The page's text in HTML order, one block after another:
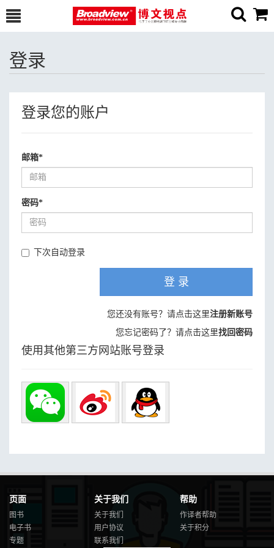
登录
登录您的账户
邮箱*
密码*
下次自动登录
登 录
您还没有账号？请点击这里注册新账号
您忘记密码了？请点击这里找回密码
使用其他第三方网站账号登录
页面
图书
电子书
专题
关于我们
关于我们
用户协议
联系我们
帮助
作译者帮助
关于积分